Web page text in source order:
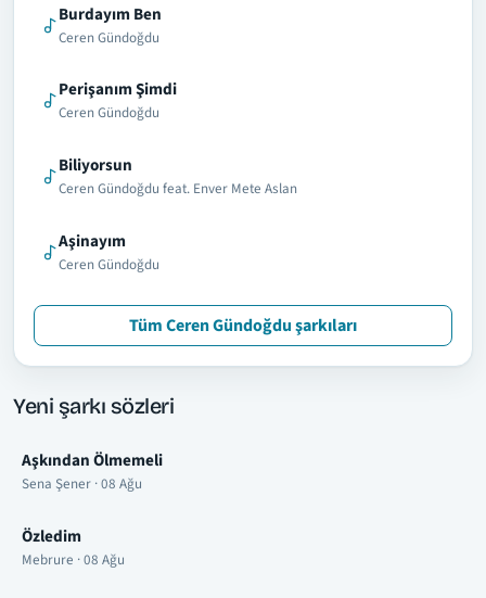
Burdayım Ben
Ceren Gündoğdu
Perişanım Şimdi
Ceren Gündoğdu
Biliyorsun
Ceren Gündoğdu feat. Enver Mete Aslan
Aşinayım
Ceren Gündoğdu
Tüm Ceren Gündoğdu şarkıları
Yeni şarkı sözleri
Aşkından Ölmemeli
Sena Şener · 08 Ağu
Özledim
Mebrure · 08 Ağu